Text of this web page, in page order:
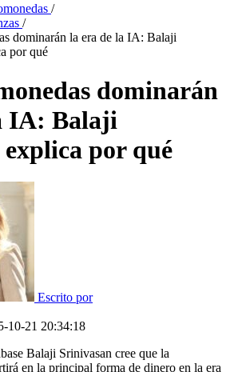
/
/
dominarán la era de la IA: Balaji
por qué
dominarán
IA: Balaji
por qué
Escrito por
10-21 20:34:18
Balaji Srinivasan cree que la
en la principal forma de dinero en la era